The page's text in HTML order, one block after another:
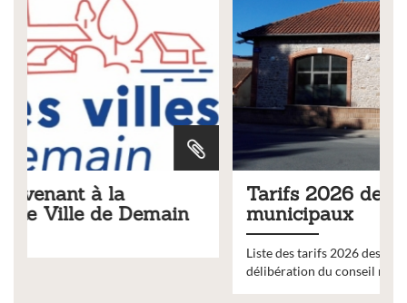
Tarifs 2026 des services
municipaux
Liste des tarifs 2026 des services municipaux,
délibération du conseil municipal du 19 décembre 2025